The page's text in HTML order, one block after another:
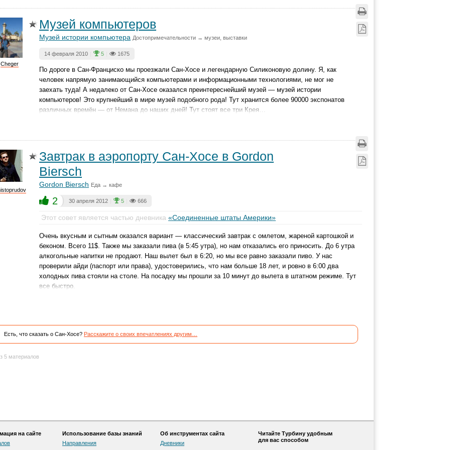
Cheger
Музей компьютеров
Музей истории компьютера Достопримечательности → музеи, выставки
14 февраля 2010 5 1675
По дороге в Сан-Франциско мы проезжали Сан-Хосе и легендарную Силиконовую долину. Я, как
человек напрямую занимающийся компьютерами и информационными технологиями, не мог не
заехать туда! А недалеко от Сан-Хосе оказался преинтереснейший музей — музей истории
компьютеров! Это крупнейший в мире музей подобного рода! Тут хранится более 90000 экспонатов
различных времён — от Немана до наших дней! Тут стоят все три Крея…
Завтрак в аэропорту Сан-Хосе в Gordon
Biersch
Gordon Biersch Еда → кафе
2 30 апреля 2012 5 666
Этот совет является частью дневника «Соединенные штаты Америки»
Очень вкусным и сытным оказался вариант — классический завтрак с омлетом, жареной картошкой и
беконом. Всего 11$. Также мы заказали пива (в 5:45 утра), но нам отказались его приносить. До 6 утра
алкогольные напитки не продают. Наш вылет был в 6:20, но мы все равно заказали пиво. У нас
проверили айди (паспорт или права), удостоверились, что нам больше 18 лет, и ровно в 6:00 два
холодных пива стояли на столе. На посадку мы прошли за 10 минут до вылета в штатном режиме. Тут
все быстро.
Есть, что сказать о Сан-Хосе? Расскажите о своих впечатлениях другим…
5 материалов
на сайте
Использование базы знаний
Направления
Об инструментах сайта
Дневники
Читайте Турбину удобным
для вас способом